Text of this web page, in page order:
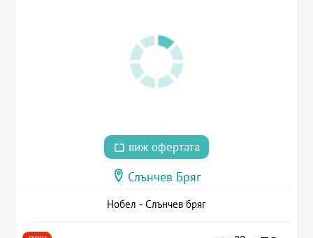
виж офертата
Слънчев Бряг
Нобел - Слънчев бряг